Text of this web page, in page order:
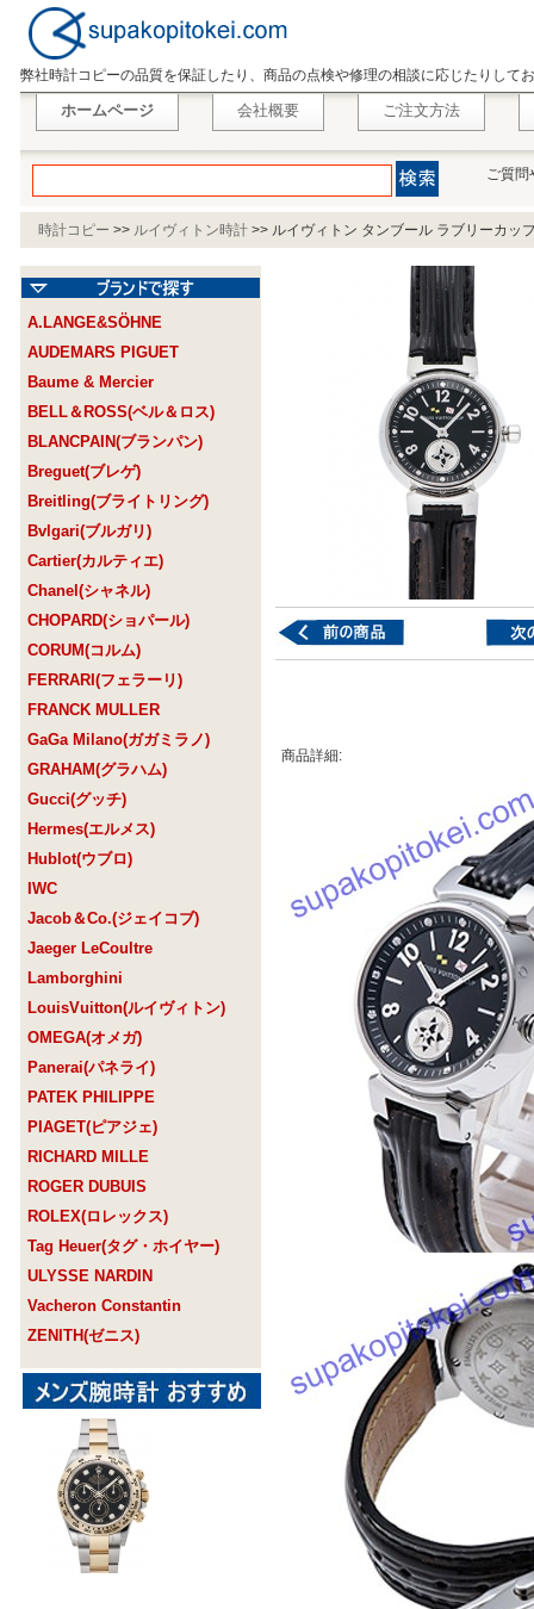
弊社時計コピーの品質を保証したり、商品の点検や修理の相談に応じたりして
ホームページ 会社概要 ご注文方法
ご質問
時計コピー >> ルイヴィトン時計 >> ルイヴィトン タンブール ラブリーカッ
A.LANGE&SÖHNE
AUDEMARS PIGUET
Baume & Mercier
BELL＆ROSS(ベル＆ロス)
BLANCPAIN(ブランパン)
Breguet(ブレゲ)
Breitling(ブライトリング)
Bvlgari(ブルガリ)
Cartier(カルティエ)
Chanel(シャネル)
CHOPARD(ショパール)
CORUM(コルム)
FERRARI(フェラーリ)
FRANCK MULLER
GaGa Milano(ガガミラノ)
GRAHAM(グラハム)
Gucci(グッチ)
Hermes(エルメス)
Hublot(ウブロ)
IWC
Jacob＆Co.(ジェイコブ)
Jaeger LeCoultre
Lamborghini
LouisVuitton(ルイヴィトン)
OMEGA(オメガ)
Panerai(パネライ)
PATEK PHILIPPE
PIAGET(ピアジェ)
RICHARD MILLE
ROGER DUBUIS
ROLEX(ロレックス)
Tag Heuer(タグ・ホイヤー)
ULYSSE NARDIN
Vacheron Constantin
ZENITH(ゼニス)
商品詳細: